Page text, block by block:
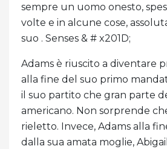
sempre un uomo onesto,
volte e in alcune cose,
suo . Senses & # x201D;
Adams è riuscito a diventare
alla fine del suo primo
il suo partito che gran parte
americano. Non sorprende
rieletto. Invece, Adams alla
dalla sua amata moglie,